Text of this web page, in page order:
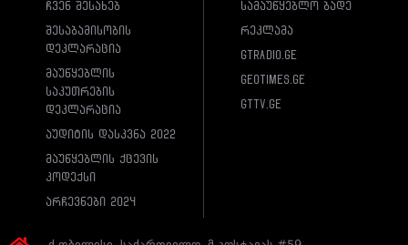
ჩვენ შესახებ
შესაბამისობის
დეკლარაცია
მაუწყებლის
საკუთრების
დეკლარაცია
აუდიტის დასკვნა 2022
მაუწყებლის ქცევის
კოდექსი
არჩევნები 2024
სამაუწყებლო ბადე
რეკლამა
gtradio.ge
geotimes.ge
gttv.ge